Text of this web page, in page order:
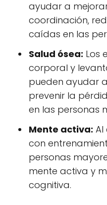
ayudar a
coordinación,
caídas en las
Salud ósea: Los
corporal y
pueden ayudar
prevenir la
en las personas
Mente activa: Al
con
personas
mente activa y
cognitiva.